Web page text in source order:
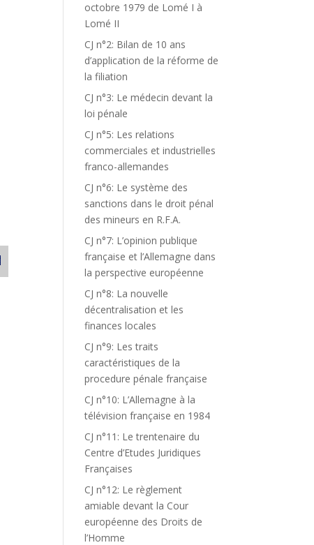
octobre 1979 de Lomé I à
Lomé II
CJ n°2: Bilan de 10 ans
d’application de la réforme de
la filiation
CJ n°3: Le médecin devant la
loi pénale
CJ n°5: Les relations
commerciales et industrielles
franco-allemandes
CJ n°6: Le système des
sanctions dans le droit pénal
des mineurs en R.F.A.
CJ n°7: L’opinion publique
française et l’Allemagne dans
la perspective européenne
CJ n°8: La nouvelle
décentralisation et les
finances locales
CJ n°9: Les traits
caractéristiques de la
procedure pénale française
CJ n°10: L’Allemagne à la
télévision française en 1984
CJ n°11: Le trentenaire du
Centre d’Etudes Juridiques
Françaises
CJ n°12: Le règlement
amiable devant la Cour
européenne des Droits de
l’Homme